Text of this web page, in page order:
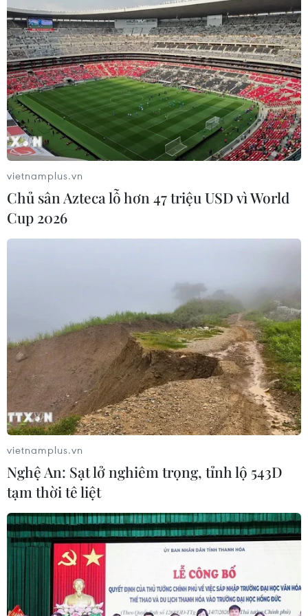
Kết quả nổi bật công tác tổ chức xây dựng
Đảng từ sau Đại hội XIII
14/10/2021 03:20
là tham mưu về công tác nhân sự, các đề án trình Bộ
Chính phủ chuẩn bị 54 báo cáo, tờ trình ở
Kỳ họp 2, Quốc hội khóa XV
14/10/2021 14:21
vietnamplus.vn
Chủ sân Azteca lỗ hơn 47 triệu USD vì World
Cup 2026
vietnamplus.vn
Nghệ An: Sạt lở nghiêm trọng, tỉnh lộ 543D
tạm thời tê liệt